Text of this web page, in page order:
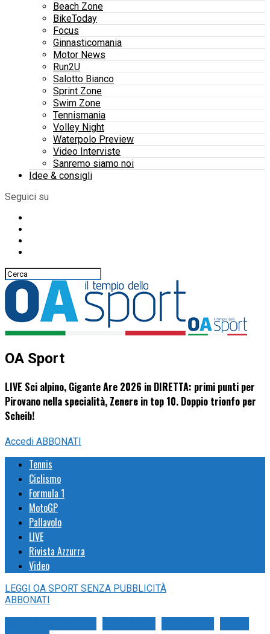
Beach Zone
BikeToday
Focus
Ginnasticomania
Motor News
Run2U
Salotto Bianco
Sprint Zone
Swim Zone
Tennismania
Volley Night
Waterpolo Preview
Video Interviste
Sanremo siamo noi
Idee & consigli
Seguici su
OA Sport
LIVE Sci alpino, Gigante Are 2026 in DIRETTA: primi punti per
Pirovano nella specialità, Zenere in top 10. Doppio trionfo per
Scheib!
Accedi ABBONATI
Tennis
Ciclismo
Formula 1
MotoGP
Pallavolo
LIVE
Rivista Azzurra
Video
LEGGI OA SPORT SENZA PUBBLICITÀ
ABBONATI